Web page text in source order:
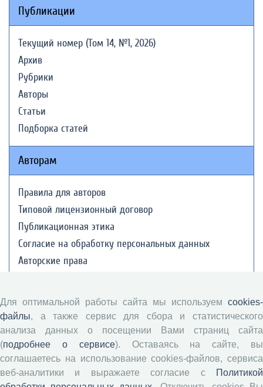
Публикации
Текущий номер (Том 14, №1, 2026)
Архив
Рубрики
Авторы
Статьи
Подборка статей
Авторам
Правила для авторов
Типовой лицензионный договор
Публикационная этика
Согласие на обработку персональных данных
Авторские права
Памятка рецензенту
Положение о рецензировании
Форма рецензии
Для оптимальной работы сайта мы используем cookies-
файлы, а также сервис для сбора и статистического
анализа данных о посещении Вами страниц сайта
(подробнее о сервисе). Оставаясь на сайте, вы
соглашаетесь на использование cookies-файлов, сервиса
веб-аналитики и выражаете согласие с
Политикой